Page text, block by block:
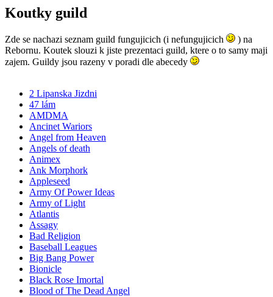
Koutky guild
Zde se nachazi seznam guild fungujicich (i nefungujicich
) na
Rebornu. Koutek slouzi k jiste prezentaci guild, ktere o to samy maji
zajem. Guildy jsou razeny v poradi dle abecedy
2 Lipanska Jizdni
47 lám
AMDMA
Ancinet Wariors
Angel from Heaven
Angels of death
Animex
Ank Morphork
Appleseed
Army Of Power Ideas
Army of Light
Atlantis
Assagy
Bad Religion
Baseball Leagues
Big Bang Power
Bionicle
Black Rose Imortal
Blood of The Dead Angel